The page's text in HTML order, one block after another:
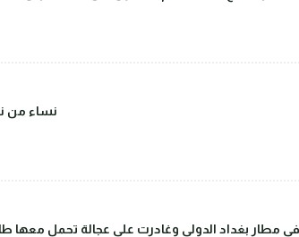
(صور)
بغداد الدولي وغادرت على عجالة تحمل معها